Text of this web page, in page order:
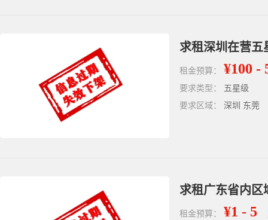
求租深圳在营五
租金预算： ¥100 -
要求类型：
五星级
要求区域：
深圳 东莞
求租广东省内区
租金预算： ¥1 - 5